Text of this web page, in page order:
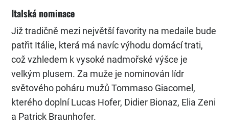
Italská nominace
Již tradičně mezi největší favority na medaile bude
patřit Itálie, která má navíc výhodu domácí trati,
což vzhledem k vysoké nadmořské výšce je
velkým plusem. Za muže je nominován lídr
světového poháru mužů Tommaso Giacomel,
kterého doplní Lucas Hofer, Didier Bionaz, Elia Zeni
a Patrick Braunhofer.